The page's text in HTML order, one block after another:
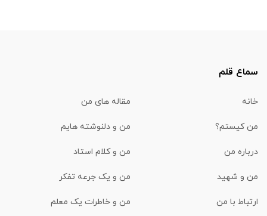
سماع قلم
خانه مقاله های من
من کیستم؟ من و دلنوشته هایم
درباره من من و کلام استاد
من و شهید من و یک جرعه تفکر
ارتباط با من من و خاطرات یک معلم